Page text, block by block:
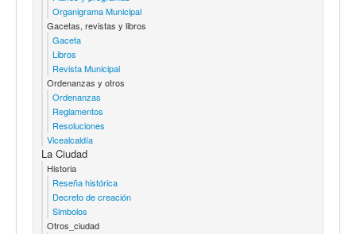
Organigrama Municipal
Gacetas, revistas y libros
Gaceta
Libros
Revista Municipal
Ordenanzas y otros
Ordenanzas
Reglamentos
Resoluciones
Vicealcaldía
La Ciudad
Historia
Reseña histórica
Decreto de creación
Simbolos
Otros_ciudad